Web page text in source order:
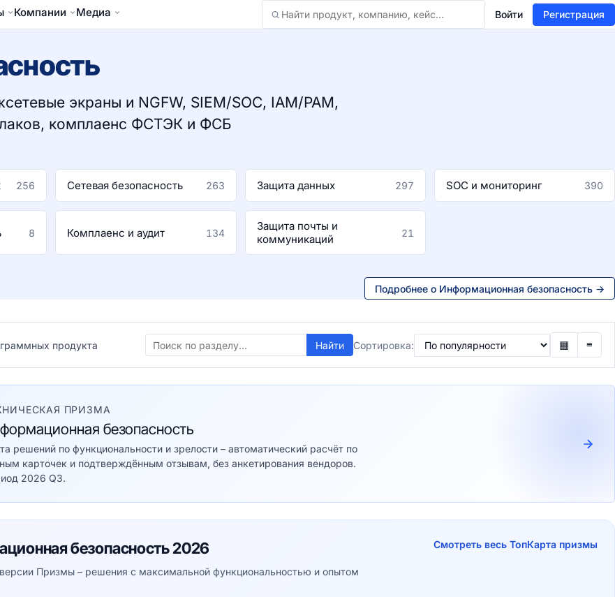
Компании Медиа
Найти Войти Регистрация
экраны и NGFW, SIEM/SOC, IAM/PAM,
комплаенс ФСТЭК и ФСБ
256 Сетевая безопасность 263 Защита данных 297 SOC и мониторинг 390
8 Комплаенс и аудит 134
Защита почты и
коммуникаций
21
Подробнее о Информационная безопасность →
продукта Найти Сортировка: ▦ ≡
ПРИЗМА
безопасность
решений по функциональности и зрелости – автоматический расчёт по
карточек и подтверждённым отзывам, без анкетирования вендоров.
2026 Q3.
безопасность 2026
Призмы – решения с максимальной функциональностью и опытом
Смотреть весь ТопКарта призмы